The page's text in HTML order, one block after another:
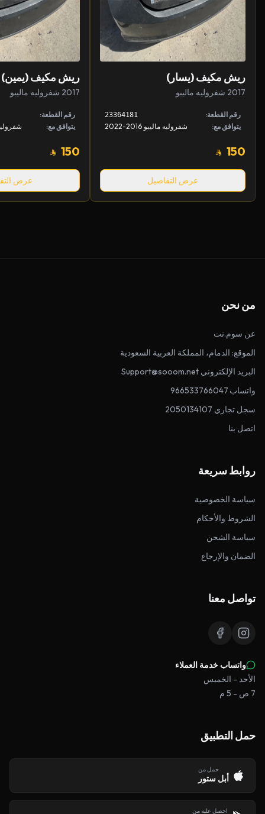
ريش مكيف (يسار)
2017 شفروليه ماليبو
رقم القطعة: 23364181
يتوافق مع: شفروليه ماليبو 2016-2022
150
عرض التفاصيل
ريش مكيف (يمين)
2017 شفروليه ماليبو
رقم القطعة:
يتوافق مع:
شفروليه
150
عرض
من نحن
عن سوم.نت
الموقع: الدمام، المملكة العربية السعودية
البريد الإلكتروني Support@sooom.net
واتساب 966533766047
سجل تجاري 2050134107
اتصل بنا
روابط سريعة
سياسة الخصوصية
الشروط والأحكام
سياسة الشحن
الضمان والإرجاع
تواصل معنا
واتساب خدمة العملاء
الأحد - الخميس
7 ص - 5 م
حمل التطبيق
حمل من
أبل ستور
احصل عليه من